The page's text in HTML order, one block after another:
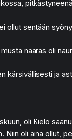
ollut sentään
naaras oli
kärsivällisesti ja
oli Kielo
oli aina ollut,